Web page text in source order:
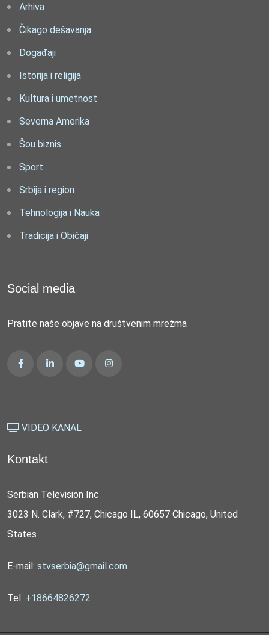
Arhiva
Čikago dešavanja
Događaji
Istorija i religija
Kultura i umetnost
Severna Amerika
Šou biznis
Sport
Srbija i region
Tehnologija i Nauka
Tradicija i Običaji
Social media
Pratite naše objave na društvenim mrežma
VIDEO KANAL
Kontakt
Serbian Television Inc
3023 N. Clark, #727, Chicago IL, 60657 Chicago, United
States
E-mail: stvserbia@gmail.com
Tel: +18664826272